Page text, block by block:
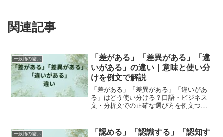
関連記事
一般語の違い
「差がある」「差異がある」「違
いがある」の違い｜意味と使い分
けを例文で解説
「差がある」「差異がある」「違いがあ
る」はどう使い分ける？口語・ビジネス
文・分析文での正確な選び方を例文つき
一般語の違い
「認める」「認識する」「認知す